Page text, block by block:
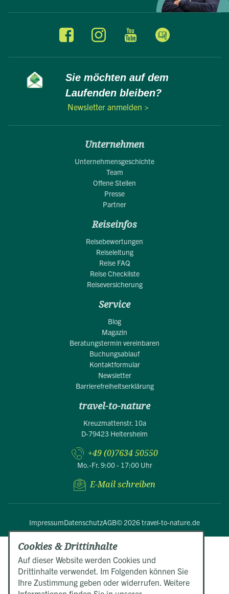
Sie möchten auf dem
Laufenden bleiben?
Newsletter anmelden >
Unternehmen
Unternehmensgeschichte
Team
Offene Stellen
Presse
Partner
Reiseinfos
Reisebewertungen
Reiseleitung
Reise FAQ
Reise Checkliste
Reiseversicherung
Service
Blog
Magazin
Beratungstermin vereinbaren
Buchungsablauf
Kontaktformular
Newsletter
Barrierefreiheitserklärung
travel-to-nature
Kreuzmattenstr. 10a
D-79423 Heitersheim
+49 (0)7634 50550
Mo.-Fr. 9:00 - 17:00 Uhr
E-Mail schreiben
ImpressumDatenschutzAGB© 2026 travel-to-nature.de
Cookies & Drittinhalte
Auf dieser Website werden Cookies und
Drittinhalte verwendet. Im Folgenden können Sie
Ihre Zustimmung geben oder widerrufen. Weitere